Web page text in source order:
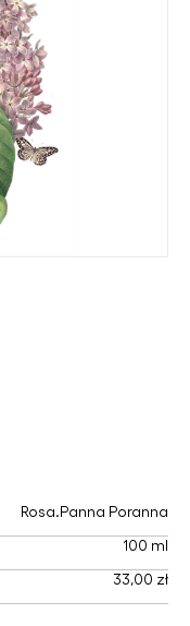
Rosa.Panna Poranna
100 ml
33,00 zł